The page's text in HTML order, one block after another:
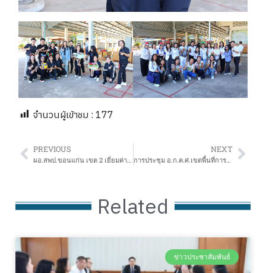
จำนวนผู้เข้าชม : 177
PREVIOUS NEXT
การประชุม อ.ก.ค.ศ.เขตพื้นที่การศึกษาประถมศึกษาขอนแก่น เขต 2 ครั้งที่ 13/2568
Related
ข่าวประชาสัมพันธ์